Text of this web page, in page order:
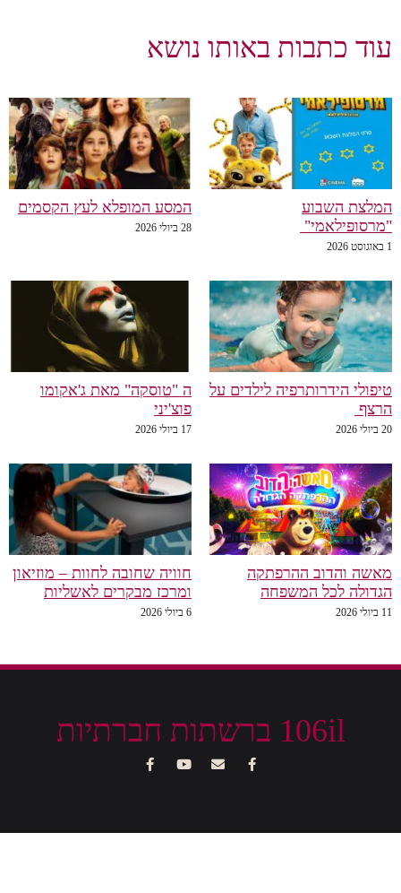
עוד כתבות באותו נושא
המלצת השבוע
"מרסופילאמי"
1 באוגוסט 2026
המסע המופלא לעץ הקסמים
28 ביולי 2026
טיפולי הידרותרפיה לילדים על
הרצף
20 ביולי 2026
ה "טוסקה" מאת ג'אקומו
פוצ'יני
17 ביולי 2026
מאשה והדוב ההרפתקה
הגדולה לכל המשפחה
11 ביולי 2026
חוויה שחובה לחוות – מוזיאון
ומרכז מבקרים לאשליות
6 ביולי 2026
106il ברשתות חברתיות